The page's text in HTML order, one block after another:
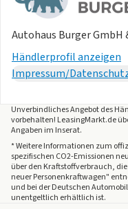
Irrtümer und
Autohaus Burger GmbH
Händlerprofil anzeigen
Impressum/
Unverbindliches Angebot des
vorbehalten! LeasingMarkt.de
Angaben im Inserat.
* Weitere Informationen zum
spezifischen CO2-Emissionen
über den Kraftstoffverbrauch,
neuer Personenkraftwagen"
und bei der Deutschen
unentgeltlich erhältlich ist.